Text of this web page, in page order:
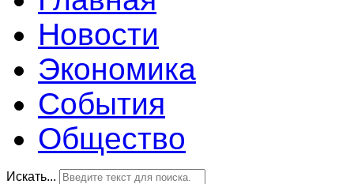
Новости
Экономика
События
Общество
Искать...